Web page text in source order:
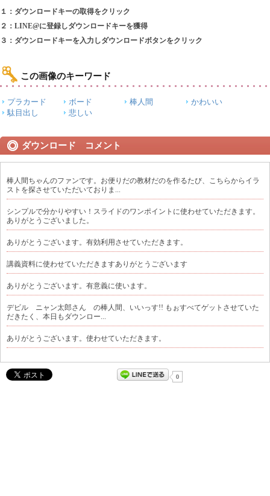
１：ダウンロードキーの取得をクリック
２：LINE@に登録しダウンロードキーを獲得
３：ダウンロードキーを入力しダウンロードボタンをクリック
この画像のキーワード
プラカード ボード 棒人間
かわいい
駄目出し
悲しい
ダウンロード コメント
棒人間ちゃんのファンです。お便りだの教材だのを作るたび、こちらからイラ
ストを探させていただいておりま...
シンプルで分かりやすい！スライドのワンポイントに使わせていただきます。
ありがとうございました。
ありがとうございます。有効利用させていただきます。
講義資料に使わせていただきますありがとうございます
ありがとうございます。有意義に使います。
デビル ニャン太郎さん の棒人間、いいっす!! もぉすべてゲットさせていた
だきたく、本日もダウンロー...
ありがとうございます。使わせていただきます。
0